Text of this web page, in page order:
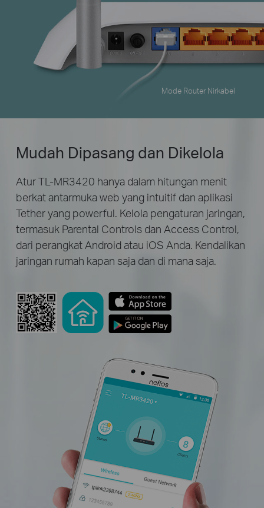
Mode Router Nirkabel
Mudah Dipasang dan Dikelola
Atur TL-MR3420 hanya dalam hitungan menit
berkat antarmuka web yang intuitif dan aplikasi
Tether yang powerful. Kelola pengaturan jaringan,
termasuk Parental Controlsdan Access Control,
dari perangkat Android atau iOS Anda. Kendalikan
jaringan rumah kapan saja dan di mana saja.